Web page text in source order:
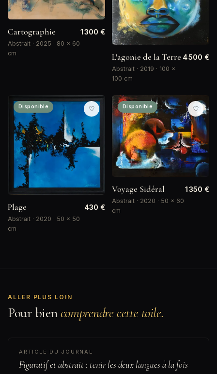
Cartographie
Abstrait · 2025 · 80 × 60
cm
1 300 €
L'agonie de la Terre
Abstrait · 2019 · 100 ×
100 cm
4 500 €
Disponible ♡
Plage
Abstrait · 2020 · 50 × 50
cm
430 €
Disponible ♡
Voyage Sidéral
Abstrait · 2020 · 50 × 60
cm
1 350 €
ALLER PLUS LOIN
Pour biencomprendre cette toile.
ARTICLE DU JOURNAL
Figuratif et abstrait : tenir les deux langues à la fois